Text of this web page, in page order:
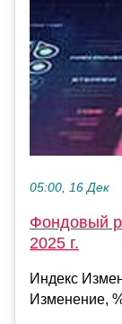
05:00, 16 Дек
Фондовый
2025 г.
Индекс
Изменение,